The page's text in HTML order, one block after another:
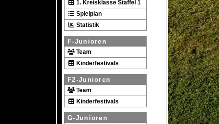
1. Kreisklasse Staffel 1
Spielplan
Statistik
F-Junioren
Team
Kinderfestivals
F2-Junioren
Team
Kinderfestivals
G-Junioren